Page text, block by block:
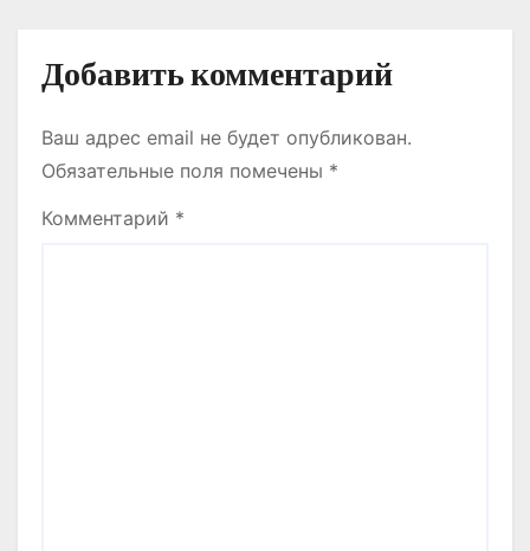
Добавить комментарий
Ваш адрес email не будет опубликован.
Обязательные поля помечены *
Комментарий *